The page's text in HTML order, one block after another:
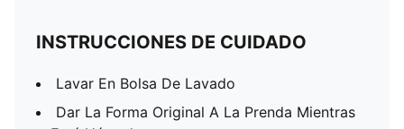
INSTRUCCIONES DE CUIDADO
Lavar En Bolsa De Lavado
Dar La Forma Original A La Prenda Mientras